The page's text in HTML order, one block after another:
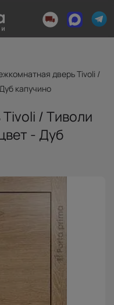
дверь Tivoli /
капучино
/ Тиволи
- Дуб